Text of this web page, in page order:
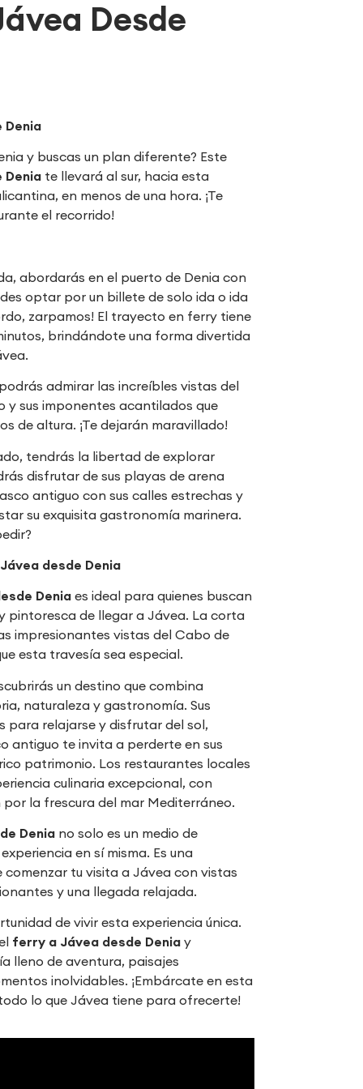
Desde
Denia
y buscas un plan diferente? Este
Denia te llevará al sur, hacia esta
en menos de una hora. ¡Te
el recorrido!
abordarás en el puerto de Denia con
optar por un billete de solo ida o ida
zarpamos! El trayecto en ferry tiene
brindándote una forma divertida
admirar las increíbles vistas del
y sus imponentes acantilados que
de altura. ¡Te dejarán maravillado!
tendrás la libertad de explorar
disfrutar de sus playas de arena
antiguo con sus calles estrechas y
su exquisita gastronomía marinera.
desde Denia
Deniaes ideal para quienes buscan
pintoresca de llegar a Jávea. La corta
impresionantes vistas del Cabo de
esta travesía sea especial.
un destino que combina
naturaleza y gastronomía. Sus
para relajarse y disfrutar del sol,
antiguo te invita a perderte en sus
patrimonio. Los restaurantes locales
culinaria excepcional, con
la frescura del mar Mediterráneo.
Denia no solo es un medio de
en sí misma. Es una
comenzar tu visita a Jávea con vistas
y una llegada relajada.
de vivir esta experiencia única.
ferry a Jávea desde Denia y
lleno de aventura, paisajes
inolvidables. ¡Embárcate en esta
lo que Jávea tiene para ofrecerte!